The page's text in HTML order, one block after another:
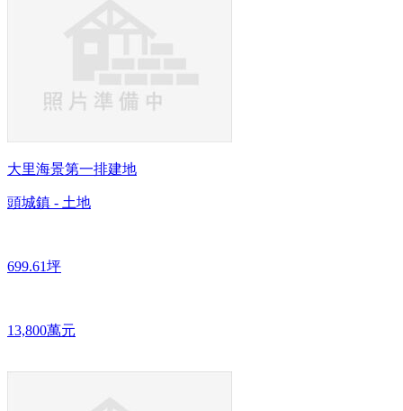
大里海景第一排建地
頭城鎮 - 土地
699.61坪
13,800萬元